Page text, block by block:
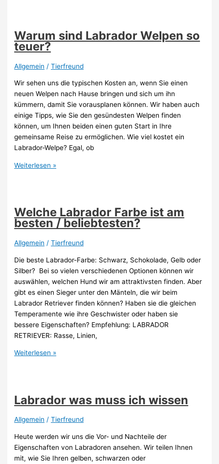
Warum sind Labrador Welpen so
teuer?
Allgemein /Tierfreund
Wir sehen uns die typischen Kosten an, wenn Sie einen
neuen Welpen nach Hause bringen und sich um ihn
kümmern, damit Sie vorausplanen können. Wir haben auch
einige Tipps, wie Sie den gesündesten Welpen finden
können, um Ihnen beiden einen guten Start in Ihre
gemeinsame Reise zu ermöglichen. Wie viel kostet ein
Labrador-Welpe? Egal, ob
Warum
so
teuer?
Weiterlesen »
Welche Labrador Farbe ist am
besten / beliebtesten?
Allgemein /Tierfreund
Die beste Labrador-Farbe: Schwarz, Schokolade, Gelb oder
Silber? Bei so vielen verschiedenen Optionen können wir
auswählen, welchen Hund wir am attraktivsten finden. Aber
gibt es einen Sieger unter den Mänteln, die wir beim
Labrador Retriever finden können? Haben sie die gleichen
Temperamente wie ihre Geschwister oder haben sie
bessere Eigenschaften? Empfehlung: LABRADOR
RETRIEVER: Rasse, Linien,
Welche
am
besten
/
Weiterlesen »
Labrador was muss ich wissen
Allgemein /Tierfreund
Heute werden wir uns die Vor- und Nachteile der
Eigenschaften von Labradoren ansehen. Wir teilen Ihnen
mit, wie Sie Ihren gelben, schwarzen oder